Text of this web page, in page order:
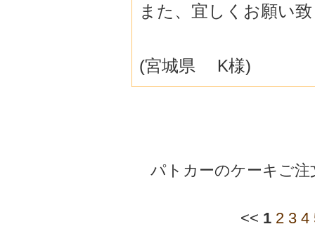
また、宜しくお願い
(宮城県 K様)
パトカーのケーキご
<< 1 2 3 4